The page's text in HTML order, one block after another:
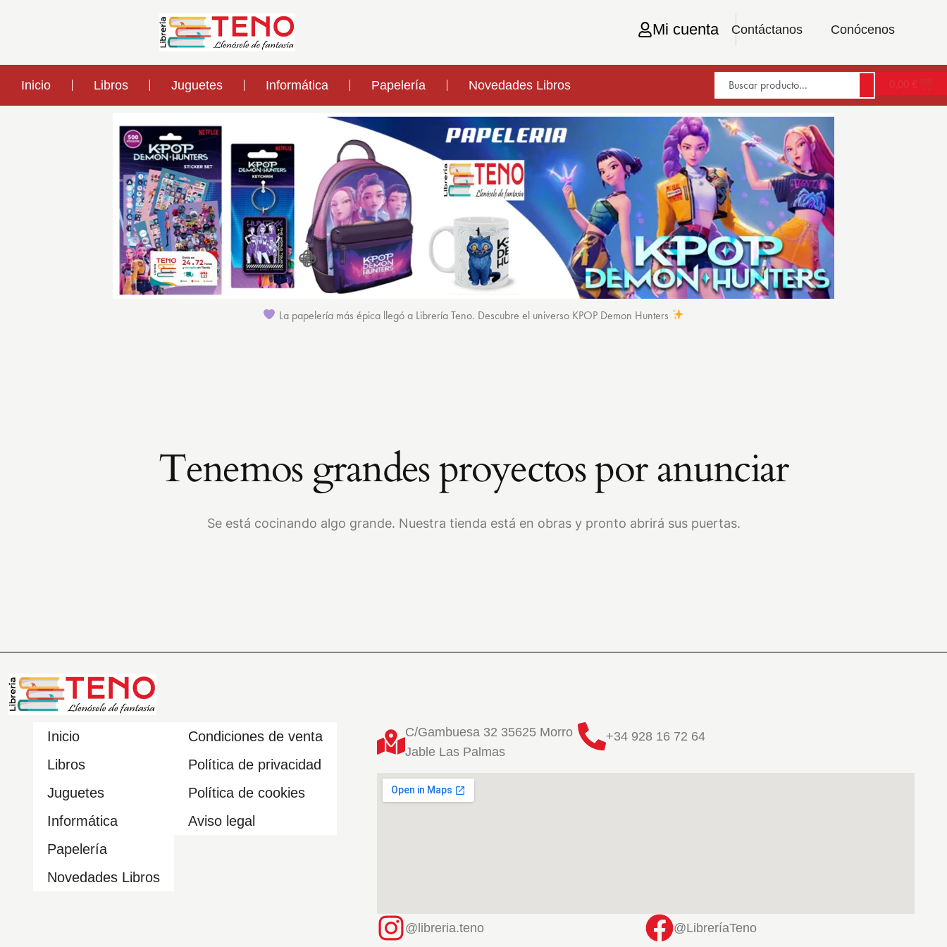
Contáctanos Conócenos
Mi cuenta
Inicio Libros Juguetes Informática Papelería Novedades Libros 0,00 €
La papelería más épica llegó a Librería Teno. Descubre el universo KPOP Demon Hunters
Tenemos grandes proyectos por anunciar
Se está cocinando algo grande. Nuestra tienda está en obras y pronto abrirá sus puertas.
Inicio
Libros
Juguetes
Informática
Papelería
Novedades Libros
Condiciones de venta
Política de privacidad
Política de cookies
Aviso legal
C/Gambuesa 32 35625 Morro
Jable Las Palmas
+34 928 16 72 64
@libreria.teno @LibreríaTeno